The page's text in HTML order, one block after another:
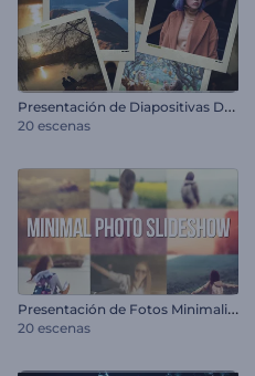
P
resentación de Diapositivas Deslizantes
20 escenas
P
resentación de Fotos Minimalista
20 escenas